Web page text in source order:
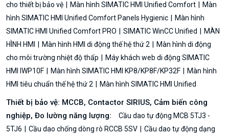
cho thiết bị bảo vệ
Màn hình SIMATIC HMI Unified Comfort
Màn
hình SIMATIC HMI Unified Comfort Panels Hygienic
Màn hình
SIMATIC HMI Unified Comfort PRO
SIMATIC WinCC Unified
MÀN
HÌNH HMI
Màn hình HMI di động thế hệ thứ 2
Màn hình di động
cho môi trường nhiệt độ thấp
Máy khách web di động SIMATIC
HMI IWP10F
Màn hình SIMATIC HMI KP8/KP8F/KP32F
Màn hình
HMI tiêu chuẩn thế hệ thứ 2
Màn hình SIMATIC HMI Unified
Thiết bị bảo vệ: MCCB, Contactor SIRIUS, Cảm biến công
nghiệp, Đo lường năng lượng:
Cầu dao tự động MCB 5TJ3 -
5TJ6
Cầu dao chống dòng rò RCCB 5SV
Cầu dao tự động dạng